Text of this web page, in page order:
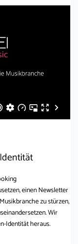
einen Newsletter
zu stürzen,
Wir
Identität heraus.